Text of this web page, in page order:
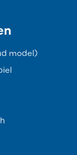
model)